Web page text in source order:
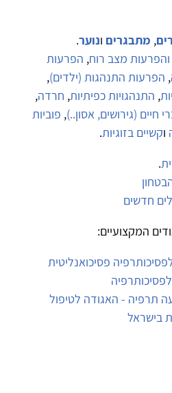
, מתבגרים ונוער.
והפרעות מצב רוח, הפרעות
, הפרעות התנהגות (ילדים),
, התנהגויות כפיתיות, חרדה,
חיים (גירושים, אסון..), פוביות
וקשיים בזוגיות.
.
חדשים
המקצועיים:
פסיכואנליטית
תרפיה - האגודה לטיפול
בישראל